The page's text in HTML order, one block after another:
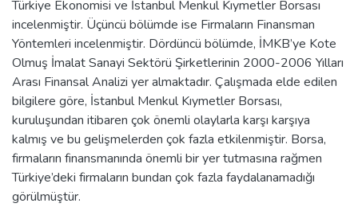
Türkiye Ekonomisi ve İstanbul Menkul Kıymetler Borsası
incelenmiştir. Üçüncü bölümde ise Firmaların Finansman
Yöntemleri incelenmiştir. Dördüncü bölümde, İMKB’ye Kote
Olmuş İmalat Sanayi Sektörü Şirketlerinin 2000-2006 Yılları
Arası Finansal Analizi yer almaktadır. Çalışmada elde edilen
bilgilere göre, İstanbul Menkul Kıymetler Borsası,
kuruluşundan itibaren çok önemli olaylarla karşı karşıya
kalmış ve bu gelişmelerden çok fazla etkilenmiştir. Borsa,
firmaların finansmanında önemli bir yer tutmasına rağmen
Türkiye’deki firmaların bundan çok fazla faydalanamadığı
görülmüştür.